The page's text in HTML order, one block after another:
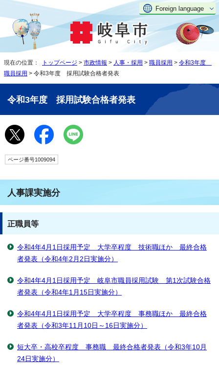
Foreign language
現在の位置： トップページ > 市政情報 > 人事・採用 > 職員採用 > 令和3年度
職員採用 > 令和3年度 採用試験合格者発表
令和3年度 採用試験合格者発表
ページ番号1009094
人事課実施分
正職員等
令和4年4月1日採用予定 大学卒程度 技術職ほか 最終合格
者発表（令和4年2月2日実施分）
令和4年4月1日採用予定 岐阜市職員採用試験 第1次試験合格
者発表（令和4年1月15日実施分）
令和4年4月1日採用予定 大学卒程度 事務職ほか 最終合格
者発表（令和3年11月10日～16日実施分）
短大卒・高校卒程度 事務職 最終合格者発表（令和3年10月
24日実施分）